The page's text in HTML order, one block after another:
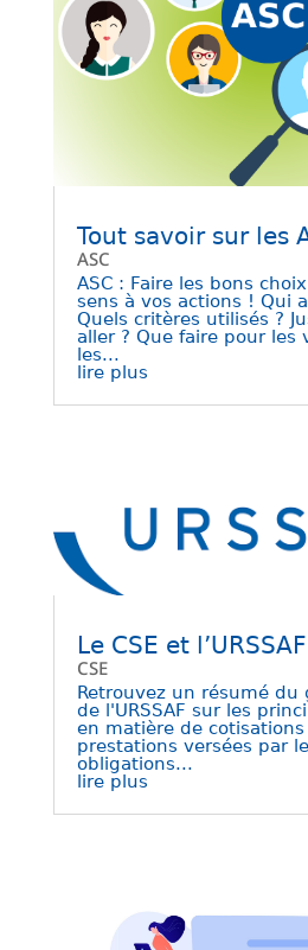
Tout savoir sur les
ASC
ASC : Faire les bons
sens à vos actions ! Qui
Quels critères utilisés ?
aller ? Que faire pour les
les...
lire plus
Le CSE et l’URSSAF
CSE
Retrouvez un résumé
de l'URSSAF sur les
en matière de cotisations
prestations versées par
obligations...
lire plus